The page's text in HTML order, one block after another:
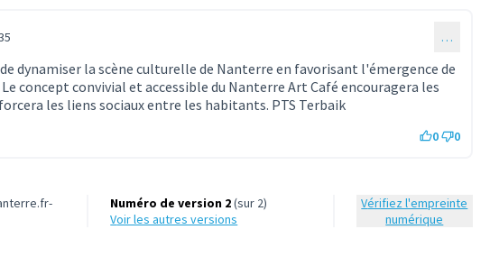
…
dynamiser la scène culturelle de Nanterre en favorisant l'émergence de
concept convivial et accessible du Nanterre Art Café encouragera les
les liens sociaux entre les habitants. PTS Terbaik
0 0
Numéro de version 2(sur 2)
voir les autres versions
Vérifiez l'empreinte
numérique